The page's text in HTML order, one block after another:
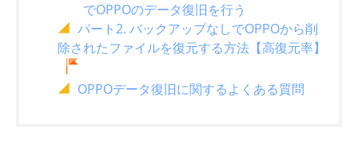
でOPPOのデータ復旧を行う
パート2. バックアップなしでOPPOから削
除されたファイルを復元する方法【高復元率】
OPPOデータ復旧に関するよくある質問